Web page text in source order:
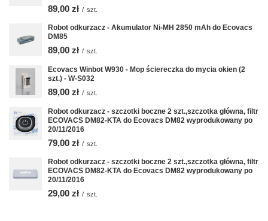
89,00 zł / szt.
Robot odkurzacz - Akumulator Ni-MH 2850 mAh do Ecovacs
DM85
89,00 zł / szt.
Ecovacs Winbot W930 - Mop ściereczka do mycia okien (2
szt.) - W-S032
89,00 zł / szt.
Robot odkurzacz - szczotki boczne 2 szt.,szczotka główna, filtr
ECOVACS DM82-KTA do Ecovacs DM82 wyprodukowany po
20/11/2016
79,00 zł / szt.
Robot odkurzacz - szczotki boczne 2 szt.,szczotka główna, filtr
ECOVACS DM82-KTA do Ecovacs DM82 wyprodukowany po
20/11/2016
29,00 zł / szt.